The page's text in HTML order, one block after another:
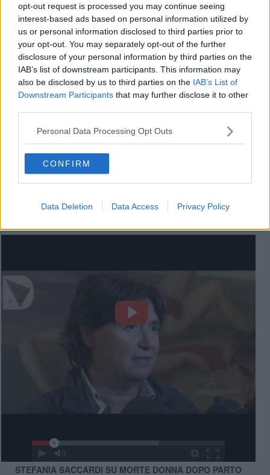
opt-out request is processed you may continue seeing
interest-based ads based on personal information utilized by
us or personal information disclosed to third parties prior to
your opt-out. You may separately opt-out of the further
disclosure of your personal information by third parties on the
IAB’s list of downstream participants. This information may
also be disclosed by us to third parties on the IAB’s List of
Downstream Participants that may further disclose it to other
Personal Data Processing Opt Outs
CONFIRM
Data Deletion Data Access Privacy Policy
Per quanto riguarda i risarcimenti erogati dall'ospedale di Careggi
ai pazienti che fanno causa, l'assessore ha replicato che "la
Toscana paga il livello più basso a livello italiano. Oltretutto siamo in
un sistema di autoassicurazione, paghiamo direttamente noi
perchè il premio assicurativo sarebbe più alto dei risarcimenti che ci
vengono richiesti. Il rischio zero però in sanitànon esiste".
Se vuoi leggere le notizie principali della Toscana iscriviti alla
Newsletter QUInews - ToscanaMedia.
STEFANIA SACCARDI SU MORTE DONNA DOPO PARTO